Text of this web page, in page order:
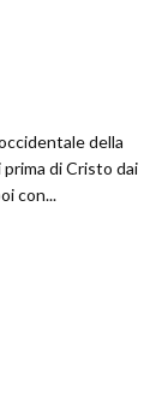
della
di Cristo dai
con...